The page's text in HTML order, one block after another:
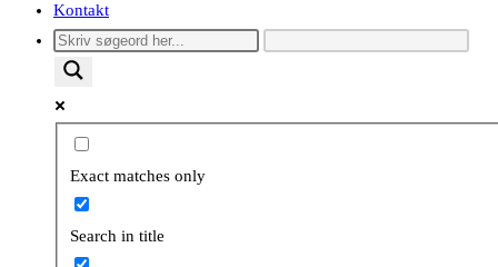
Kontakt
Exact matches only
Search in title